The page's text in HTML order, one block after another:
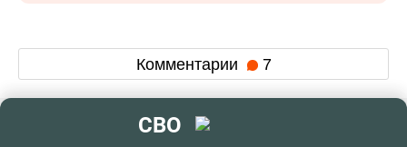
Комментарии 7
СВО